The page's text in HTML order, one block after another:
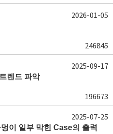
246845
2026-01-05
렌드 파악
196673
2025-09-17
이 일부 막힌 Case의 출력
2025-07-25